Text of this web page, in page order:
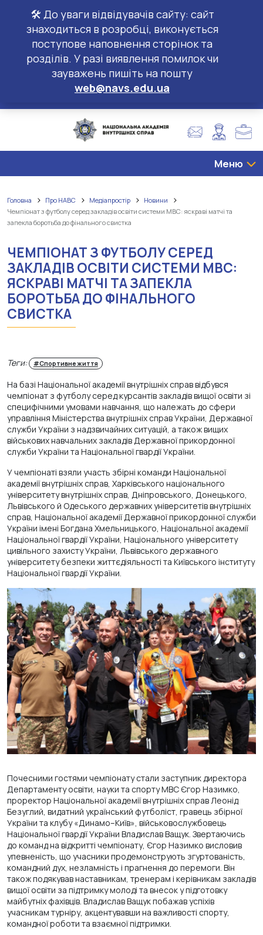
🛠️ До уваги відвідувачів сайту: сайт
знаходиться в розробці, виконується
поступове наповнення сторінок та
розділів. У разі виявлення помилок чи
зауважень пишіть на пошту
web@navs.edu.ua
Меню
Головна Про НАВС Медіапростір
Новини
Чемпіонат з футболу серед закладів освіти системи МВС: яскраві матчі та
запекла боротьба до фінального свистка
ЧЕМПІОНАТ З ФУТБОЛУ СЕРЕД
ЗАКЛАДІВ ОСВІТИ СИСТЕМИ МВС:
ЯСКРАВІ МАТЧІ ТА ЗАПЕКЛА
БОРОТЬБА ДО ФІНАЛЬНОГО
СВИСТКА
Теги: #Спортивне життя
На базі Національної академії внутрішніх справ відбувся
чемпіонат з футболу серед курсантів закладів вищої освіти зі
специфічними умовами навчання, що належать до сфери
управління Міністерства внутрішніх справ України, Державної
служби України з надзвичайних ситуацій, а також вищих
військових навчальних закладів Державної прикордонної
служби України та Національної гвардії України.
У чемпіонаті взяли участь збірні команди Національної
академії внутрішніх справ, Харківського національного
університету внутрішніх справ, Дніпровського, Донецького,
Львівського й Одеського державних університетів внутрішніх
справ, Національної академії Державної прикордонної служби
України імені Богдана Хмельницького, Національної академії
Національної гвардії України, Національного університету
цивільного захисту України, Львівського державного
університету безпеки життєдіяльності та Київського інституту
Національної гвардії України.
Почесними гостями чемпіонату стали заступник директора
Департаменту освіти, науки та спорту МВС Єгор Назимко,
проректор Національної академії внутрішніх справ Леонід
Безуглий, видатний український футболіст, гравець збірної
України та клубу «Динамо–Київ», військовослужбовець
Національної гвардії України Владислав Ващук. Звертаючись
до команд на відкритті чемпіонату, Єгор Назимко висловив
упевненість, що учасники продемонструють згуртованість,
командний дух, незламність і прагнення до перемоги. Він
також подякував наставникам, тренерам і керівникам закладів
вищої освіти за підтримку молоді та внесок у підготовку
майбутніх фахівців. Владислав Ващук побажав успіхів
учасникам турніру, акцентувавши на важливості спорту,
командної роботи та взаємної підтримки.